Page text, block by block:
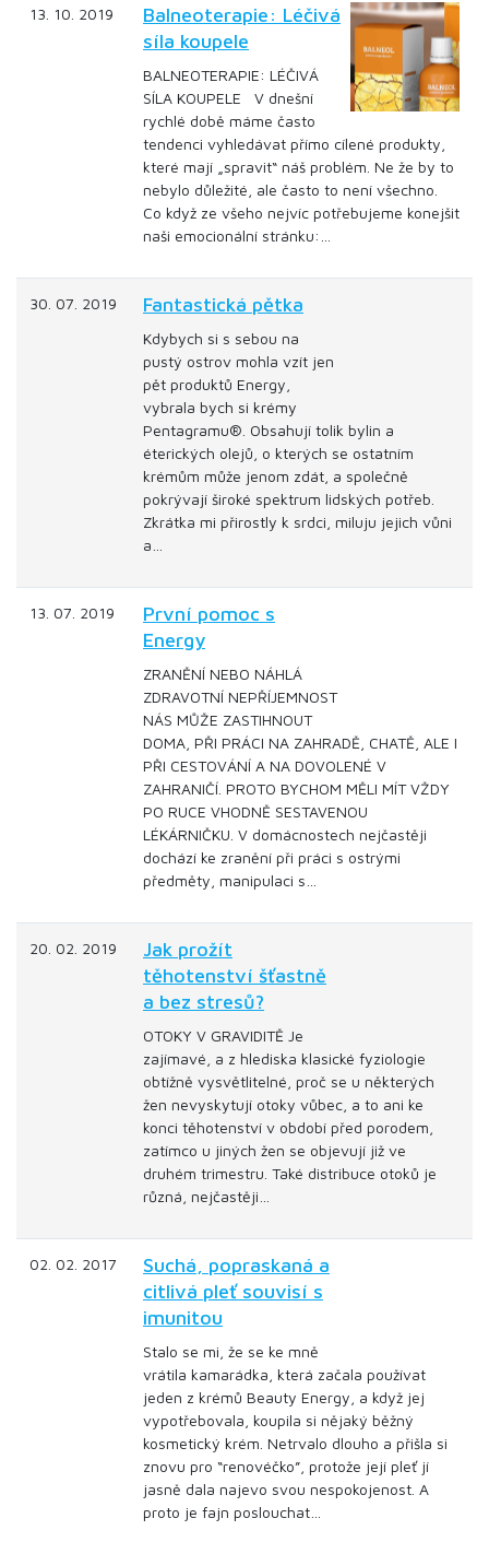
13. 10. 2019
Balneoterapie: Léčivá
síla koupele
BALNEOTERAPIE: LÉČIVÁ
SÍLA KOUPELE V dnešní
rychlé době máme často
tendenci vyhledávat přímo cílené produkty,
které mají „spravit“ náš problém. Ne že by to
nebylo důležité, ale často to není všechno.
Co když ze všeho nejvíc potřebujeme konejšit
naši emocionální stránku:…
30. 07. 2019 Fantastická pětka
Kdybych si s sebou na
pustý ostrov mohla vzít jen
pět produktů Energy,
vybrala bych si krémy
Pentagramu®. Obsahují tolik bylin a
éterických olejů, o kterých se ostatním
krémům může jenom zdát, a společně
pokrývají široké spektrum lidských potřeb.
Zkrátka mi přirostly k srdci, miluju jejich vůni
a…
13. 07. 2019
První pomoc s
Energy
ZRANĚNÍ NEBO NÁHLÁ
ZDRAVOTNÍ NEPŘÍJEMNOST
NÁS MŮŽE ZASTIHNOUT
DOMA, PŘI PRÁCI NA ZAHRADĚ, CHATĚ, ALE I
PŘI CESTOVÁNÍ A NA DOVOLENÉ V
ZAHRANIČÍ. PROTO BYCHOM MĚLI MÍT VŽDY
PO RUCE VHODNĚ SESTAVENOU
LÉKÁRNIČKU. V domácnostech nejčastěji
dochází ke zranění při práci s ostrými
předměty, manipulaci s…
20. 02. 2019
Jak prožít
těhotenství šťastně
a bez stresů?
OTOKY V GRAVIDITĚ Je
zajímavé, a z hlediska klasické fyziologie
obtížně vysvětlitelné, proč se u některých
žen nevyskytují otoky vůbec, a to ani ke
konci těhotenství v období před porodem,
zatímco u jiných žen se objevují již ve
druhém trimestru. Také distribuce otoků je
různá, nejčastěji…
02. 02. 2017
Suchá, popraskaná a
citlivá pleť souvisí s
imunitou
Stalo se mi, že se ke mně
vrátila kamarádka, která začala používat
jeden z krémů Beauty Energy, a když jej
vypotřebovala, koupila si nějaký běžný
kosmetický krém. Netrvalo dlouho a přišla si
znovu pro “renovéčko”, protože její pleť jí
jasně dala najevo svou nespokojenost. A
proto je fajn poslouchat…